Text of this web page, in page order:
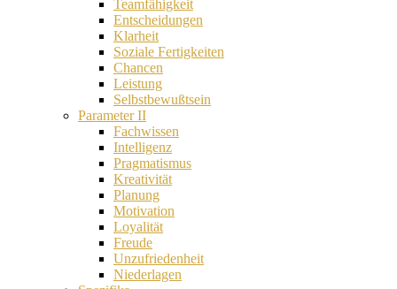
Teamfähigkeit
Entscheidungen
Klarheit
Soziale Fertigkeiten
Chancen
Leistung
Selbstbewußtsein
Parameter II
Fachwissen
Intelligenz
Pragmatismus
Kreativität
Planung
Motivation
Loyalität
Freude
Unzufriedenheit
Niederlagen